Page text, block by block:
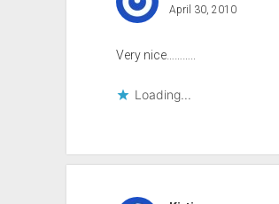
April 30, 2010
Very nice………..
Loading...